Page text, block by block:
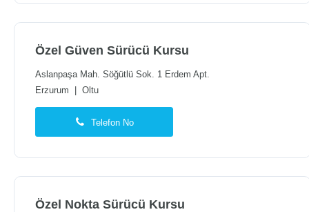
Özel Güven Sürücü Kursu
Aslanpaşa Mah. Söğütlü Sok. 1 Erdem Apt.
Erzurum
Oltu
Telefon No
Özel Nokta Sürücü Kursu